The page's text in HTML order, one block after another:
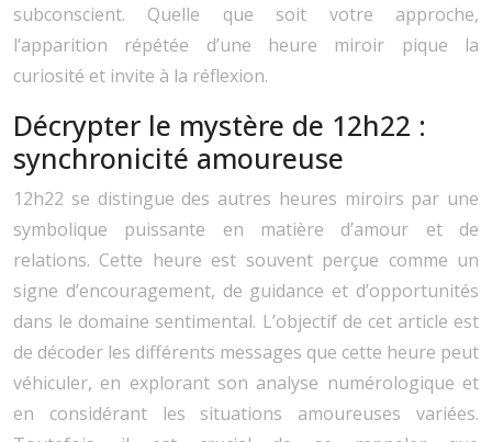
subconscient. Quelle que soit votre approche,
l’apparition répétée d’une heure miroir pique la
curiosité et invite à la réflexion.
Décrypter le mystère de 12h22 :
synchronicité amoureuse
12h22 se distingue des autres heures miroirs par une
symbolique puissante en matière d’amour et de
relations. Cette heure est souvent perçue comme un
signe d’encouragement, de guidance et d’opportunités
dans le domaine sentimental. L’objectif de cet article est
de décoder les différents messages que cette heure peut
véhiculer, en explorant son analyse numérologique et
en considérant les situations amoureuses variées.